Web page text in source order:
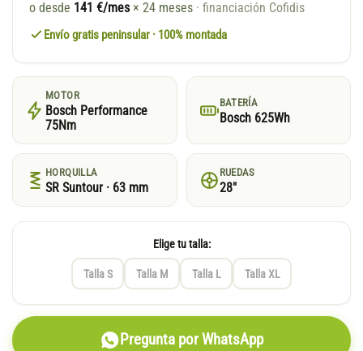
o desde 141 €/mes × 24 meses · financiación Cofidis
Envío gratis peninsular · 100% montada
MOTOR
Bosch Performance
75Nm
BATERÍA
Bosch 625Wh
HORQUILLA
SR Suntour · 63 mm
RUEDAS
28"
Elige tu talla:
Talla S Talla M Talla L Talla XL
Pregunta por WhatsApp